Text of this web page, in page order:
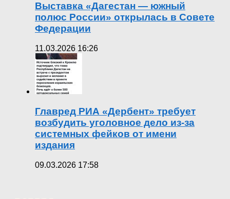
Выставка «Дагестан — южный
полюс России» открылась в Совете
Федерации
11.03.2026 16:26
Главред РИА «Дербент» требует
возбудить уголовное дело из-за
системных фейков от имени
издания
09.03.2026 17:58